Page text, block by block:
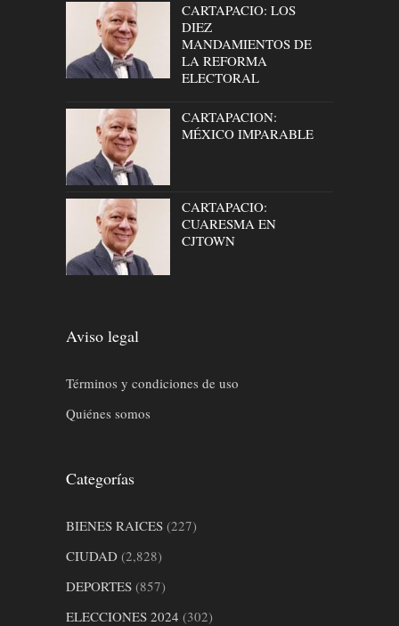
CARTAPACIO: LOS
DIEZ
MANDAMIENTOS DE
LA REFORMA
ELECTORAL
CARTAPACION:
MÉXICO IMPARABLE
CARTAPACIO:
CUARESMA EN
CJTOWN
Aviso legal
Términos y condiciones de uso
Quiénes somos
Categorías
BIENES RAICES (227)
CIUDAD (2,828)
DEPORTES (857)
ELECCIONES 2024 (302)